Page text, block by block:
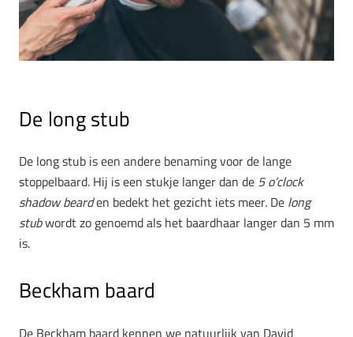
De long stub
De long stub is een andere benaming voor de lange
stoppelbaard. Hij is een stukje langer dan de 5 o’clock
shadow bearden bedekt het gezicht iets meer. De long
stubwordt zo genoemd als het baardhaar langer dan 5 mm
is.
Beckham baard
De Beckham baard kennen we natuurlijk van David